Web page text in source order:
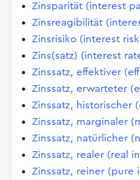
Zinsparität (interest
Zinsreagibilität
Zinsrisiko (interest
Zins(satz) (interest
Zinssatz, effektiver
Zinssatz, erwarteter
Zinssatz, historischer
Zinssatz, marginaler
Zinssatz, natürlicher
Zinssatz, realer (real
Zinssatz, reiner (pure